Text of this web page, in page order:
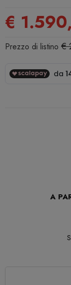
€
Prezzo di listino €
A